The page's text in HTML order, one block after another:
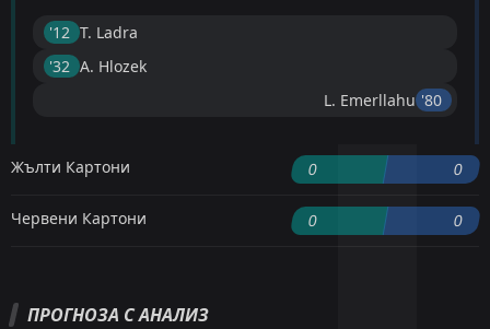
'12 ︎ T. Ladra
'32 ︎ A. Hlozek
L. Emerllahu '80 ︎
Жълти Картони 0 0
Червени Картони 0 0
ПРОГНОЗА С АНАЛИЗ